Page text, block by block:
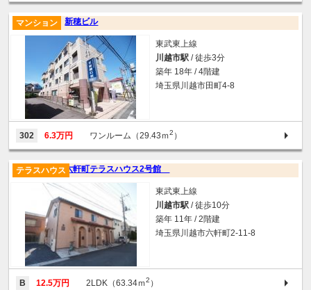
新穂ビル
マンション
東武東上線
川越市駅 / 徒歩3分
築年 18年 / 4階建
埼玉県川越市田町4-8
302 6.3万円 ワンルーム（29.43ｍ2 ）
六軒町テラスハウス2号館
テラスハウス
東武東上線
川越市駅 / 徒歩10分
築年 11年 / 2階建
埼玉県川越市六軒町2-11-8
B 12.5万円 2LDK（63.34ｍ2 ）